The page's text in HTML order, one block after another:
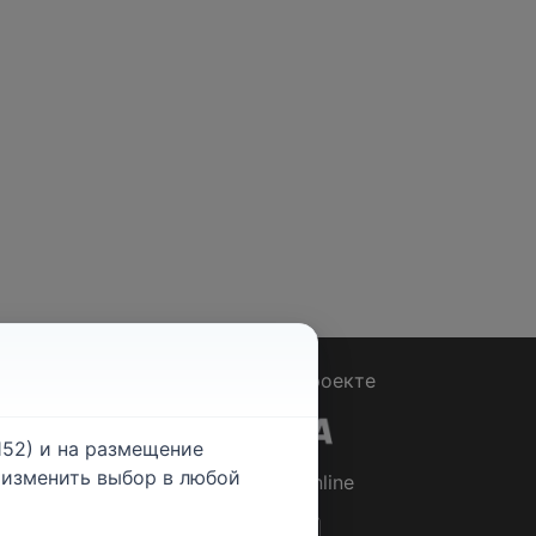
О проекте
© 2026Rabotniki.online
и на размещение
выбор в любой